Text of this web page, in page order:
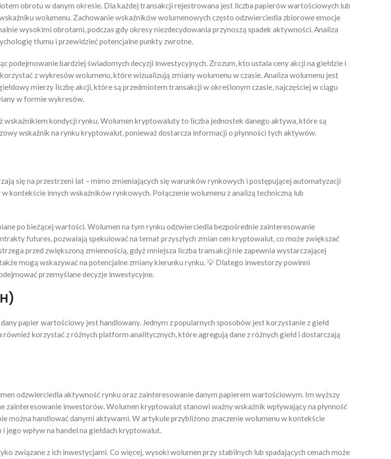
obrotu w danym okresie. Dla każdej transakcji rejestrowana jest liczba papierów wartościowych lub
wolumenu. Zachowanie wskaźników wolumenowych często odzwierciedla zbiorowe emocje
wysokimi obrotami, podczas gdy okresy niezdecydowania przynoszą spadek aktywności. Analiza
tłumu i przewidzieć potencjalne punkty zwrotne.
podejmowanie bardziej świadomych decyzji inwestycyjnych. Zrozum, kto ustala ceny akcji na giełdzie i
z wykresów wolumenu, które wizualizują zmiany wolumenu w czasie. Analiza wolumenu jest
mierzy liczbę akcji, które są przedmiotem transakcji w określonym czasie, najczęściej w ciągu
w formie wykresów.
kondycji rynku. Wolumen kryptowaluty to liczba jednostek danego aktywa, które są
wskaźnik na rynku kryptowalut, ponieważ dostarcza informacji o płynności tych aktywów.
się na przestrzeni lat – mimo zmieniających się warunków rynkowych i postępującej automatyzacji
kontekście innych wskaźników rynkowych. Połączenie wolumenu z analizą techniczną lub
po bieżącej wartości. Wolumen na tym rynku odzwierciedla bezpośrednie zainteresowanie
futures, pozwalają spekulować na temat przyszłych zmian cen kryptowalut, co może zwiększać
przed zwiększoną zmiennością, gdyż mniejsza liczba transakcji nie zapewnia wystarczającej
mogą wskazywać na potencjalne zmiany kierunku rynku. 💡 Dlatego inwestorzy powinni
przemyślane decyzje inwestycyjne.
papier wartościowy jest handlowany. Jednym z popularnych sposobów jest korzystanie z giełd
korzystać z różnych platform analitycznych, które agregują dane z różnych giełd i dostarczają
odzwierciedla aktywność rynku oraz zainteresowanie danym papierem wartościowym. Im wyższy
zainteresowanie inwestorów. Wolumen kryptowalut stanowi ważny wskaźnik wpływający na płynność
można handlować danymi aktywami. W artykule przybliżono znaczenie wolumenu w kontekście
wpływ na handel na giełdach kryptowalut.
związane z ich inwestycjami. Co więcej, wysoki wolumen przy stabilnych lub spadających cenach może